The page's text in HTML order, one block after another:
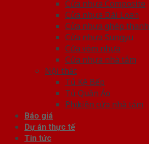
Cửa nhựa Composite
Cửa nhựa Đài Loan
Cửa nhựa ghép thanh
Cửa nhựa Sungyu
Cửa vòm nhựa
Cửa nhựa nhà tắm
Nội thất
Tủ Kệ Bếp
Tủ Quần Áo
Phụ kiện cửa nhà tắm
Báo giá
Dự án thực tế
Tin tức